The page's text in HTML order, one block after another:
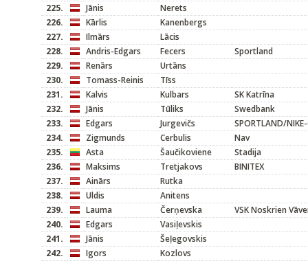
225.
Jānis
Nerets
226.
Kārlis
Kanenbergs
227.
Ilmārs
Lācis
228.
Andris-Edgars Fecers
Sportland
229.
Renārs
Urtāns
230.
Tomass-Reinis
Tīss
231.
Kalvis Kulbars
SK Katrīna
232.
Jānis Tūliks
Swedbank
233.
Edgars Jurgevičs
SPORTLAND/
234.
Zigmunds Cerbulis
Nav
235.
Asta Šaučikoviene
Stadija
236.
Maksims Tretjakovs
BINITEX
237.
Ainārs
Rutka
238.
Uldis
Anitens
239.
Lauma Čerņevska
VSK Noskrien
240.
Edgars
Vasiļevskis
241.
Jānis
Šeļegovskis
242.
Igors
Kozlovs